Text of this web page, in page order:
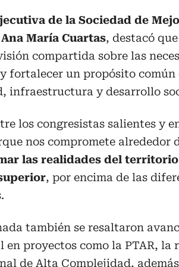
de la Sociedad de
María Cuartas, destacó
compartida sobre las
fortalecer un propósito común
infraestructura y desarrollo
los congresistas salientes y
nos compromete alrededor
las realidades del
, por encima de las
también se resaltaron
en proyectos como la PTAR, la
de Alta Complejidad,